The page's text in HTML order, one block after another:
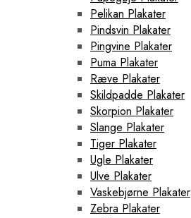
Pelikan Plakater
Pindsvin Plakater
Pingvine Plakater
Puma Plakater
Ræve Plakater
Skildpadde Plakater
Skorpion Plakater
Slange Plakater
Tiger Plakater
Ugle Plakater
Ulve Plakater
Vaskebjørne Plakater
Zebra Plakater